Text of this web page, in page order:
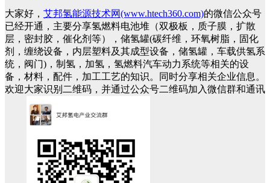
大家好， 艾邦氢能源技术网(www.htech360.com)的微信公众号
已经开通，主要分享氢燃料电池堆（双极板，质子膜，扩散
层，密封胶，催化剂等），储氢罐(碳纤维，环氧树脂，固化
剂，缠绕设备，内层塑料及其成型设备，储氢罐，车载供氢系
统，阀门)，制氢，加氢，氢燃料汽车动力系统等相关的设
备，材料，配件，加工工艺的知识。同时分享相关企业信息。
欢迎大家识别二维码，并通过公众号二维码加入微信群和通讯